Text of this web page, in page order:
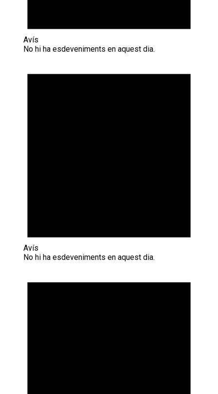
Avís
No hi ha esdeveniments en aquest dia.
Avís
No hi ha esdeveniments en aquest dia.